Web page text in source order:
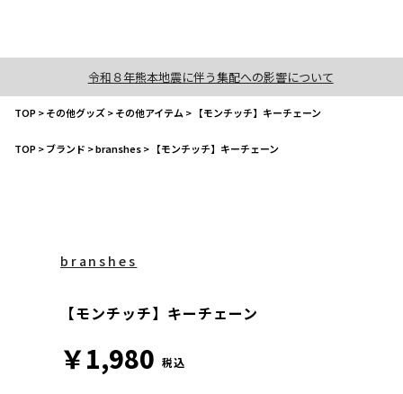
令和８年熊本地震に伴う集配への影響について
TOP>その他グッズ>その他アイテム > 【モンチッチ】キーチェーン
TOP>ブランド >branshes> 【モンチッチ】キーチェーン
branshes
【モンチッチ】キーチェーン
￥1,980 税込